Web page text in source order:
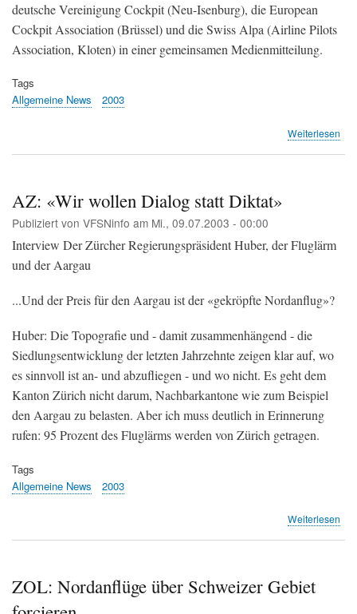
deutsche Vereinigung Cockpit (Neu-Isenburg), die European
Cockpit Association (Brüssel) und die Swiss Alpa (Airline Pilots
Association, Kloten) in einer gemeinsamen Medienmitteilung.
Tags
Allgemeine News
2003
Weiterlesen
AZ: «Wir wollen Dialog statt Diktat»
Publiziert von VFSNinfo am Mi., 09.07.2003 - 00:00
Interview Der Zürcher Regierungspräsident Huber, der Fluglärm
und der Aargau
...Und der Preis für den Aargau ist der «gekröpfte Nordanflug»?
Huber: Die Topografie und - damit zusammenhängend - die
Siedlungsentwicklung der letzten Jahrzehnte zeigen klar auf, wo
es sinnvoll ist an- und abzufliegen - und wo nicht. Es geht dem
Kanton Zürich nicht darum, Nachbarkantone wie zum Beispiel
den Aargau zu belasten. Aber ich muss deutlich in Erinnerung
rufen: 95 Prozent des Fluglärms werden von Zürich getragen.
Tags
Allgemeine News
2003
Weiterlesen
ZOL: Nordanflüge über Schweizer Gebiet